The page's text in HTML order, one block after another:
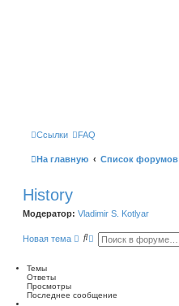
Ссылки FAQ
На главную Список форумов
History
Модератор: Vladimir S. Kotlyar
Новая тема
П Р
е
Темы
Ответы
Просмотры
Последнее сообщение